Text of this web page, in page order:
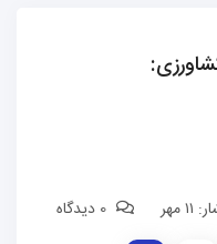
مهر